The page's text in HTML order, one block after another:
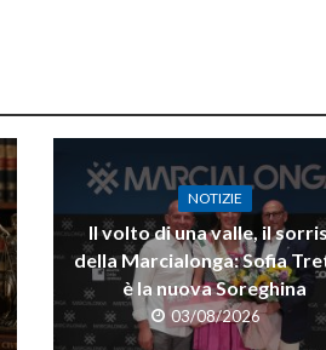
NOTIZIE
Il volto di una valle, il
della Marcialonga: Sofia
è la nuova Soreghina
03/08/2026